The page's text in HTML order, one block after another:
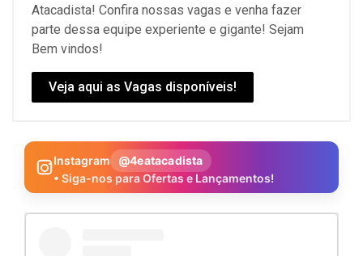
Atacadista! Confira nossas vagas e venha fazer
parte dessa equipe experiente e gigante! Sejam
Bem vindos!
Veja aqui as Vagas disponíveis!
Instagram
@4eatacadista
• Siga-nos para Ofertas e Lançamentos!